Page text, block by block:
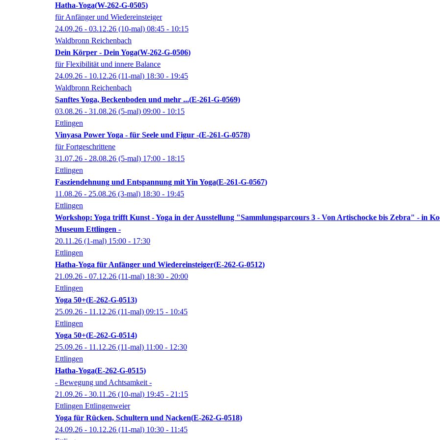
Fasziendehnung und Entspannung mit Yin Yoga E-261-G-0567
11.08.26 - 25.08.26 (3-mal) 18:30 - 19:45
Ettlingen
Sanftes Yoga, Beckenboden und mehr ... E-261-G-0569
03.08.26 - 31.08.26 (5-mal) 09:00 - 10:15
Ettlingen
Vinyasa Power Yoga - für Seele und Figur - E-261-G-0578
für Fortgeschrittene
31.07.26 - 28.08.26 (5-mal) 17:00 - 18:15
Ettlingen
Workshop: Yoga trifft Kunst - Yoga in der Ausstellung "Sammlungsparcours 3 - Von Artischocke bis Zebra" - in
Museum Ettlingen -
20.11.26 (1-mal) 15:00 - 17:30
Ettlingen
Hatha-Yoga für Anfänger und Wiedereinsteiger E-262-G-0512
21.09.26 - 07.12.26 (11-mal) 18:30 - 20:00
Ettlingen
Yoga 50+ E-262-G-0513
25.09.26 - 11.12.26 (11-mal) 09:15 - 10:45
Ettlingen
Yoga 50+ E-262-G-0514
25.09.26 - 11.12.26 (11-mal) 11:00 - 12:30
Ettlingen
Hatha-Yoga E-262-G-0515
- Bewegung und Achtsamkeit -
21.09.26 - 30.11.26 (10-mal) 19:45 - 21:15
Ettlingen Ettlingenweier
Yoga für Rücken, Schultern und Nacken E-262-G-0518
24.09.26 - 10.12.26 (11-mal) 10:30 - 11:45
Hatha-Yoga W-262-G-0505
für Anfänger und Wiedereinsteiger
24.09.26 - 03.12.26 (10-mal) 08:45 - 10:15
Waldbronn Reichenbach
Dein Körper - Dein Yoga W-262-G-0506
für Flexibilität und innere Balance
24.09.26 - 10.12.26 (11-mal) 18:30 - 19:45
Waldbronn Reichenbach